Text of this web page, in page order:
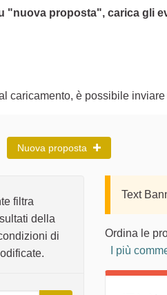
"nuova proposta", carica gli
caricamento, è possibile
Nuova proposta
filtra
della
di
Text
Ordina le
I più